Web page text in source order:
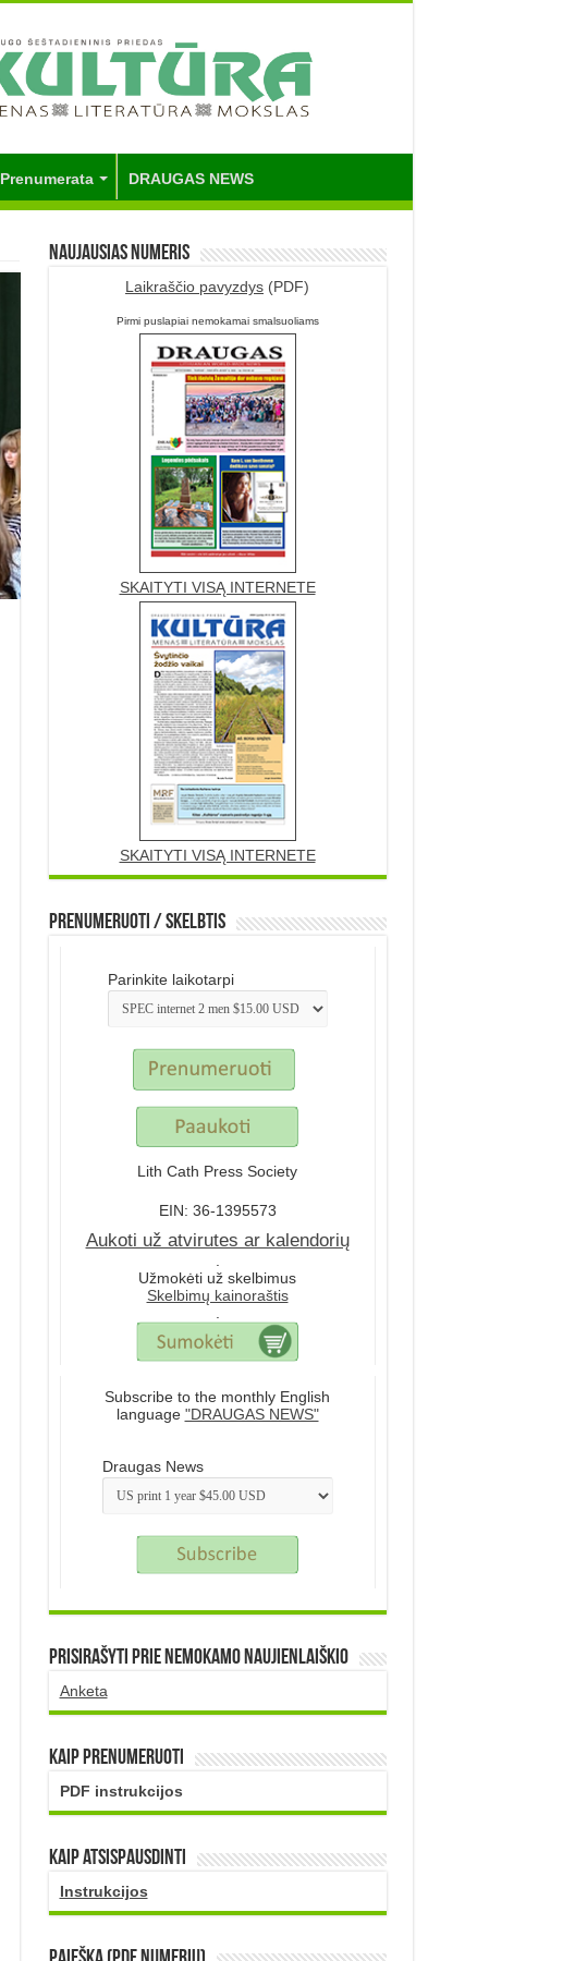
Prenumerata DRAUGAS NEWS
Naujausias numeris
Laikraščio pavyzdys (PDF)
Pirmi puslapiai nemokamai smalsuoliams
SKAITYTI VISĄ INTERNETE
SKAITYTI VISĄ INTERNETE
Prenumeruoti / Skelbtis
Parinkite laikotarpi
Lith Cath Press Society
EIN: 36-1395573
Aukoti už atvirutes ar kalendorių
.
Užmokėti už skelbimus
Skelbimų kainoraštis
.
Subscribe to the monthly English
language "DRAUGAS NEWS"
Draugas News
Prisirašyti prie nemokamo naujienlaiškio
Anketa
Kaip prenumeruoti
PDF instrukcijos
Kaip atsispausdinti
Instrukcijos